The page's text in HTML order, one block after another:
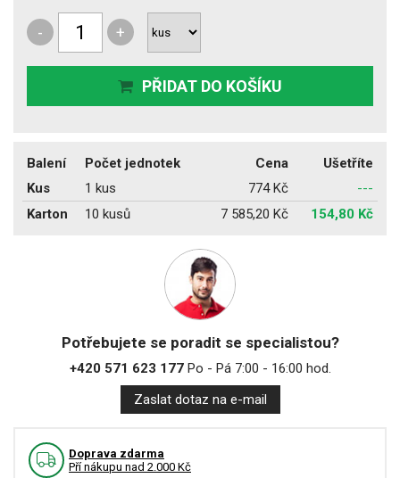
- +
PŘIDAT DO KOŠÍKU
Balení Počet jednotek Cena
Ušetříte
Kus
1 kus 774 Kč
---
Karton
10 kusů 7 585,20 Kč 154,80 Kč
Potřebujete se poradit se specialistou?
+420 571 623 177Po - Pá 7:00 - 16:00 hod.
Zaslat dotaz na e-mail
Doprava zdarma
Pří nákupu nad 2.000 Kč